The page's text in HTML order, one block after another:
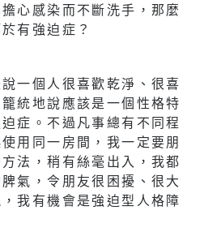
心感染而不斷洗手，那麼
有強迫症？
一個人很喜歡乾淨、很喜
統地說應該是一個性格特
症。不過凡事總有不同程
用同一房間，我一定要朋
法，稍有絲毫出入，我都
氣，令朋友很困擾、很大
我有機會是強迫型人格障